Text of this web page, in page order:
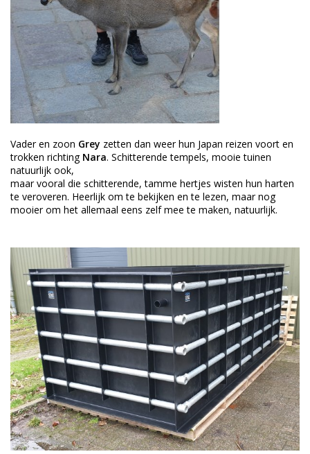
Vader en zoon Grey zetten dan weer hun Japan reizen voort en
trokken richting Nara. Schitterende tempels, mooie tuinen
natuurlijk ook,
maar vooral die schitterende, tamme hertjes wisten hun harten
te veroveren. Heerlijk om te bekijken en te lezen, maar nog
mooier om het allemaal eens zelf mee te maken, natuurlijk.